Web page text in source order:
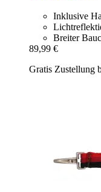
Inklusive
Breiter
89,99 €
Gratis Zustellung